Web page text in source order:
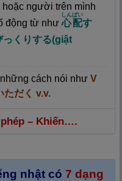
hoặc người trên mình
động từ như心配
しんぱい
す
っくりする(giật
cách nói như V
ただく v.v.
– Khiến….
nhật có 7 dạng